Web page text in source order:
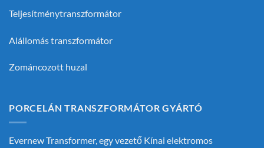
Teljesítménytranszformátor
Alállomás transzformátor
Zománcozott huzal
PORCELÁN TRANSZFORMÁTOR GYÁRTÓ
Evernew Transformer, egy vezető Kínai elektromos